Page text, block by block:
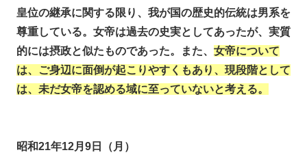
皇位の継承に関する限り、我が国の歴史的伝統は男系を
尊重している。女帝は過去の史実としてあったが、実質
的には摂政と似たものであった。また、 女帝について
は、ご身辺に面倒が起こりやすくもあり、現段階として
は、未だ女帝を認める域に至っていないと考える。
昭和21年12月9日（月）